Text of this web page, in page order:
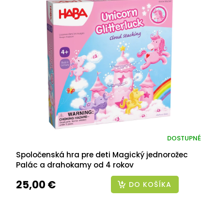
Spoločenská hra pre deti Magický jednorožec
Palác a drahokamy od 4 rokov
DOSTUPNÉ
25,00 € DO KOŠÍKA